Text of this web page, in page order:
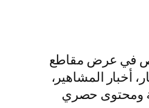
في عرض مقاطع
أخبار المشاهير،
ومحتوى حصري